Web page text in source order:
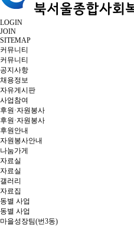
LOGIN
JOIN
SITEMAP
커뮤니티
커뮤니티
공지사항
채용정보
자유게시판
사업참여
후원·자원봉사
후원·자원봉사
후원안내
자원봉사안내
나눔가게
자료실
자료실
갤러리
자료집
동별 사업
동별 사업
마을성장팀(번3동)